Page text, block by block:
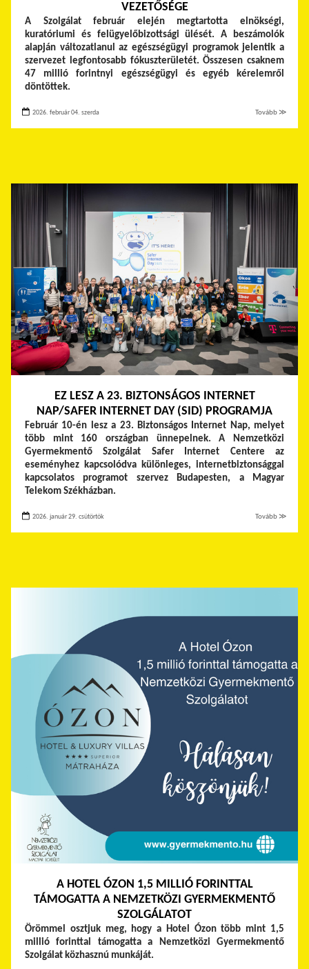
VEZETŐSÉGE
A Szolgálat február elején megtartotta elnökségi,
kuratóriumi és felügyelőbizottsági ülését. A beszámolók
alapján változatlanul az egészségügyi programok jelentik a
szervezet legfontosabb fókuszterületét. Összesen csaknem
47 millió forintnyi egészségügyi és egyéb kérelemről
döntöttek.
2026. február 04. szerda Tovább ≫
EZ LESZ A 23. BIZTONSÁGOS INTERNET
NAP/SAFER INTERNET DAY (SID) PROGRAMJA
Február 10-én lesz a 23. Biztonságos Internet Nap, melyet
több mint 160 országban ünnepelnek. A Nemzetközi
Gyermekmentő Szolgálat Safer Internet Centere az
eseményhez kapcsolódva különleges, internetbiztonsággal
kapcsolatos programot szervez Budapesten, a Magyar
Telekom Székházban.
2026. január 29. csütörtök Tovább ≫
A HOTEL ÓZON 1,5 MILLIÓ FORINTTAL
TÁMOGATTA A NEMZETKÖZI GYERMEKMENTŐ
SZOLGÁLATOT
Örömmel osztjuk meg, hogy a Hotel Ózon több mint 1,5
millió forinttal támogatta a Nemzetközi Gyermekmentő
Szolgálat közhasznú munkáját.